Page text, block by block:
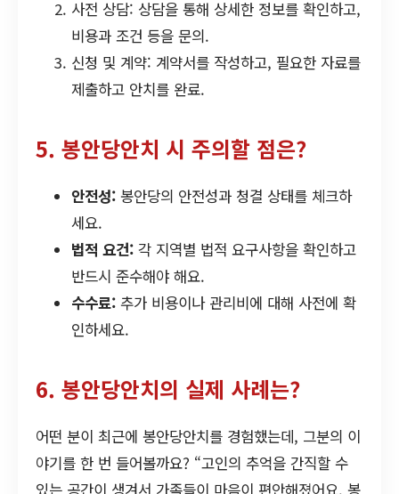
사전 상담: 상담을 통해 상세한 정보를 확인하고,
비용과 조건 등을 문의.
신청 및 계약: 계약서를 작성하고, 필요한 자료를
제출하고 안치를 완료.
5. 봉안당안치 시 주의할 점은?
안전성: 봉안당의 안전성과 청결 상태를 체크하
세요.
법적 요건: 각 지역별 법적 요구사항을 확인하고
반드시 준수해야 해요.
수수료: 추가 비용이나 관리비에 대해 사전에 확
인하세요.
6. 봉안당안치의 실제 사례는?
어떤 분이 최근에 봉안당안치를 경험했는데, 그분의 이
야기를 한 번 들어볼까요? “고인의 추억을 간직할 수
있는 공간이 생겨서 가족들이 마음이 편안해졌어요. 봉